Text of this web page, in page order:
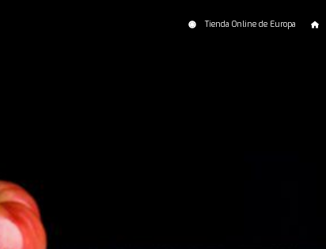
Tienda Online de Europa